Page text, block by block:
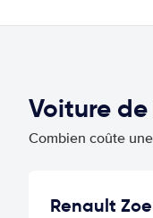
Voiture
Combien coûte
Renault Zoe